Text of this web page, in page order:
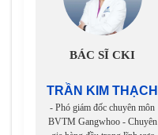
BÁC SĨ CKI
TRẦN KIM THẠCH
- Phó giám đốc chuyên môn
BVTM Gangwhoo - Chuyên